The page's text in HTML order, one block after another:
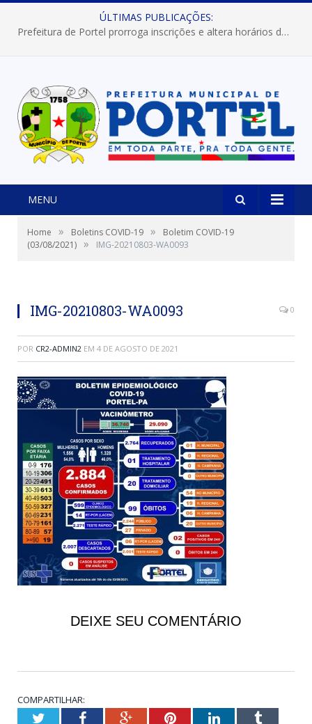
ÚLTIMAS PUBLICAÇÕES:
Prefeitura de Portel prorroga inscrições e altera horários dos concursos “Musa” e “Miss Mix Verão 2026”
MENU
Home » Boletins COVID-19 »
Boletim COVID-19
(03/08/2021) » IMG-20210803-WA0093
IMG-20210803-WA0093 0
POR CR2-ADMIN2 EM 4 DE AGOSTO DE 2021
DEIXE SEU COMENTÁRIO
COMPARTILHAR:
TwitterFacebookGoogle+PinterestLinkedInTumblr